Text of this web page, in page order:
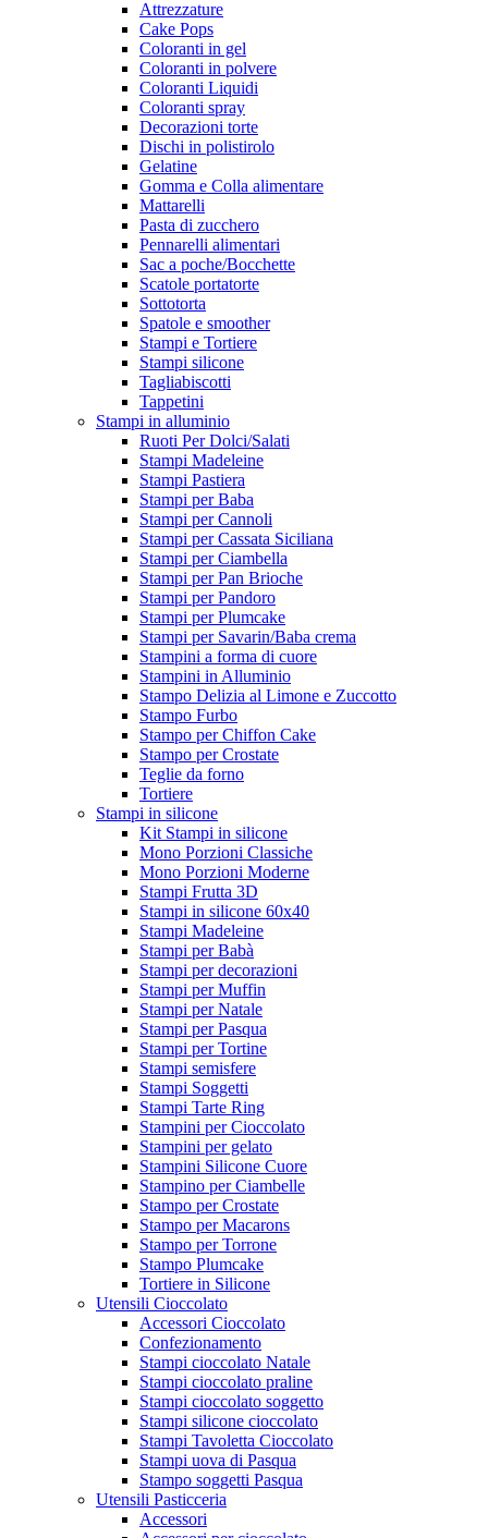
Attrezzature
Cake Pops
Coloranti in gel
Coloranti in polvere
Coloranti Liquidi
Coloranti spray
Decorazioni torte
Dischi in polistirolo
Gelatine
Gomma e Colla alimentare
Mattarelli
Pasta di zucchero
Pennarelli alimentari
Sac a poche/Bocchette
Scatole portatorte
Sottotorta
Spatole e smoother
Stampi e Tortiere
Stampi silicone
Tagliabiscotti
Tappetini
Stampi in alluminio
Ruoti Per Dolci/Salati
Stampi Madeleine
Stampi Pastiera
Stampi per Baba
Stampi per Cannoli
Stampi per Cassata Siciliana
Stampi per Ciambella
Stampi per Pan Brioche
Stampi per Pandoro
Stampi per Plumcake
Stampi per Savarin/Baba crema
Stampini a forma di cuore
Stampini in Alluminio
Stampo Delizia al Limone e Zuccotto
Stampo Furbo
Stampo per Chiffon Cake
Stampo per Crostate
Teglie da forno
Tortiere
Stampi in silicone
Kit Stampi in silicone
Mono Porzioni Classiche
Mono Porzioni Moderne
Stampi Frutta 3D
Stampi in silicone 60x40
Stampi Madeleine
Stampi per Babà
Stampi per decorazioni
Stampi per Muffin
Stampi per Natale
Stampi per Pasqua
Stampi per Tortine
Stampi semisfere
Stampi Soggetti
Stampi Tarte Ring
Stampini per Cioccolato
Stampini per gelato
Stampini Silicone Cuore
Stampino per Ciambelle
Stampo per Crostate
Stampo per Macarons
Stampo per Torrone
Stampo Plumcake
Tortiere in Silicone
Utensili Cioccolato
Accessori Cioccolato
Confezionamento
Stampi cioccolato Natale
Stampi cioccolato praline
Stampi cioccolato soggetto
Stampi silicone cioccolato
Stampi Tavoletta Cioccolato
Stampi uova di Pasqua
Stampo soggetti Pasqua
Utensili Pasticceria
Accessori